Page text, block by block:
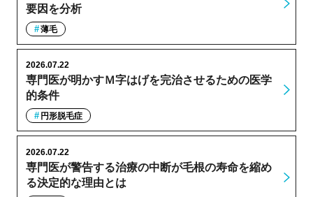
要因を分析
薄毛
専門医が明かすＭ字はげを完治させるための医学
的条件
2026.07.22
円形脱毛症
専門医が警告する治療の中断が毛根の寿命を縮め
る決定的な理由とは
2026.07.22